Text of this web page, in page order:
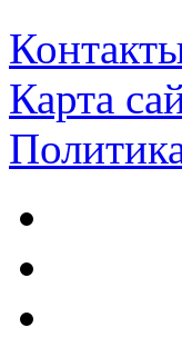
Карта